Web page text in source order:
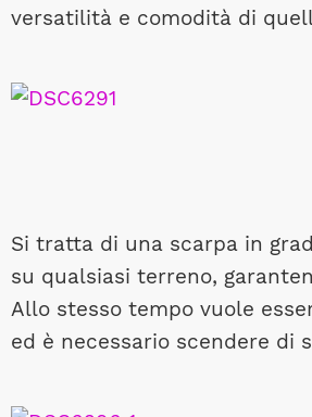
versatilità e comodità di
Si tratta di una scarpa in
su qualsiasi terreno,
Allo stesso tempo vuole
ed è necessario scendere di